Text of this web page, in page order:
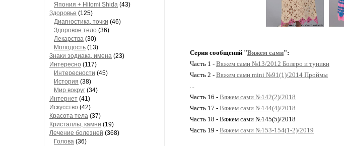
Япония + Hitomi Shida (43)
Здоровье (125)
Диагностика, точки (46)
Здоровое тело (36)
Лекарства (30)
Молодость (13)
Знаки зодиака, имена (23)
Интересно (117)
Интересности (45)
История (38)
Мир вокруг (34)
Интернет (41)
Искусство (42)
Красота тела (37)
Кристаллы, камни (19)
Лечение болезней (368)
Голова (36)
Серия сообщений "Вяжем сами":
Часть 1 - Вяжем сами №13/2012 Болеро и туники
Часть 2 - Вяжем сами mini №91(1)/2014 Проймы
...
Часть 16 - Вяжем сами №142(2)/2018
Часть 17 - Вяжем сами №144(4)/2018
Часть 18 - Вяжем сами №145(5)/2018
Часть 19 - Вяжем сами №153-154(1-2)/2019